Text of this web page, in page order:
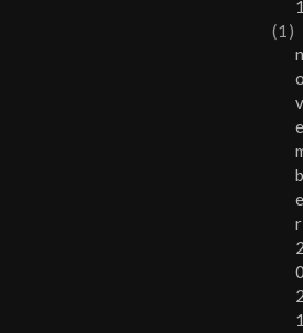
(1)
r